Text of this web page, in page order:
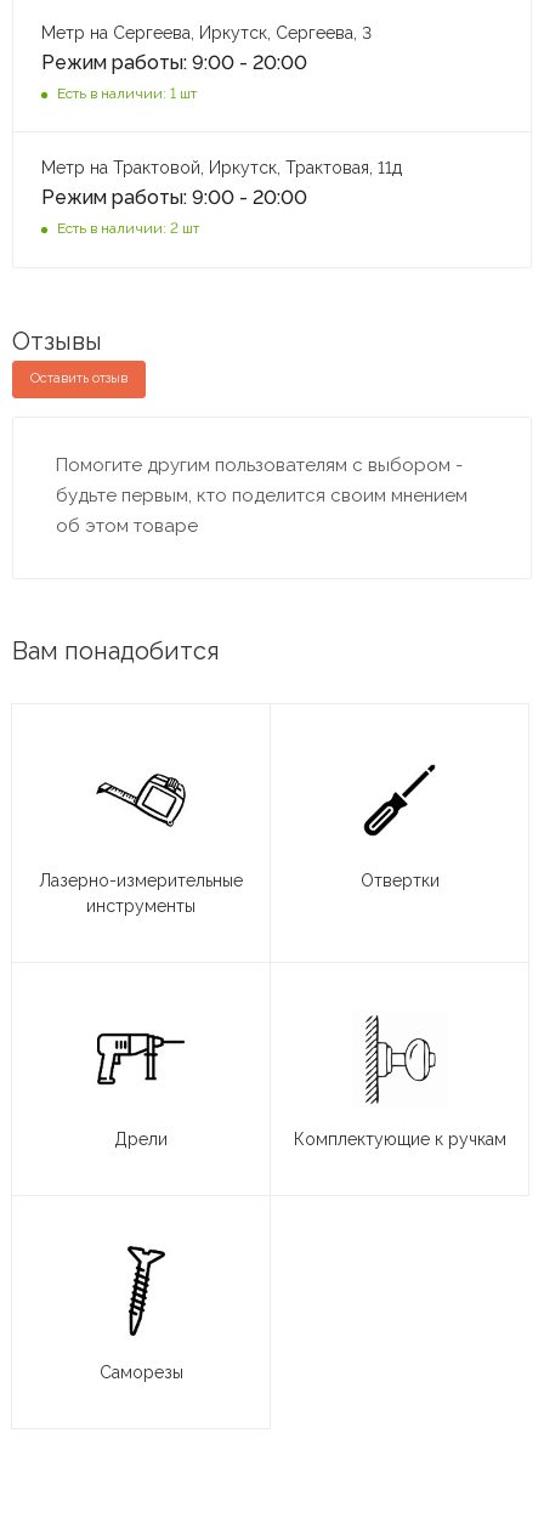
Метр на Сергеева, Иркутск, Сергеева, 3
Режим работы: 9:00 - 20:00
Есть в наличии: 1 шт
Метр на Трактовой, Иркутск, Трактовая, 11д
Режим работы: 9:00 - 20:00
Есть в наличии: 2 шт
Отзывы
Оставить отзыв
Помогите другим пользователям с выбором -
будьте первым, кто поделится своим мнением
об этом товаре
Вам понадобится
Лазерно-измерительные
инструменты
Отвертки
Дрели Комплектующие к ручкам
Саморезы